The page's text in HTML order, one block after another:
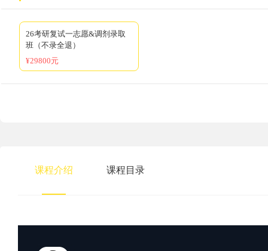
26考研复试一志愿&调剂录取
班（不录全退）
¥29800元
课程介绍 课程目录